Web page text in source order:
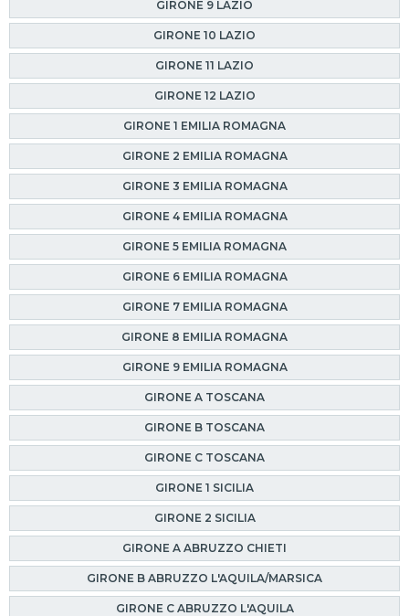
GIRONE 9 LAZIO
GIRONE 10 LAZIO
GIRONE 11 LAZIO
GIRONE 12 LAZIO
GIRONE 1 EMILIA ROMAGNA
GIRONE 2 EMILIA ROMAGNA
GIRONE 3 EMILIA ROMAGNA
GIRONE 4 EMILIA ROMAGNA
GIRONE 5 EMILIA ROMAGNA
GIRONE 6 EMILIA ROMAGNA
GIRONE 7 EMILIA ROMAGNA
GIRONE 8 EMILIA ROMAGNA
GIRONE 9 EMILIA ROMAGNA
GIRONE A TOSCANA
GIRONE B TOSCANA
GIRONE C TOSCANA
GIRONE 1 SICILIA
GIRONE 2 SICILIA
GIRONE A ABRUZZO CHIETI
GIRONE B ABRUZZO L'AQUILA/MARSICA
GIRONE C ABRUZZO L'AQUILA